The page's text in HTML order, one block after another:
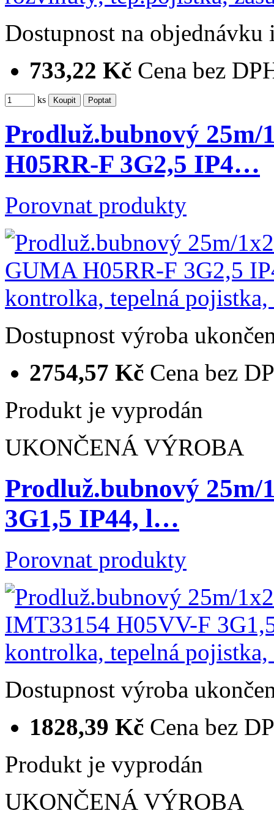
Dostupnost na objednávku
733,22 Kč Cena bez
ks
Prodluž.bubnový
H05RR-F 3G2,5 IP4…
Porovnat produkty
Dostupnost výroba
2754,57 Kč Cena bez
Produkt je vyprodán
UKONČENÁ VÝROBA
Prodluž.bubnový
3G1,5 IP44, l…
Porovnat produkty
Dostupnost výroba
1828,39 Kč Cena bez
Produkt je vyprodán
UKONČENÁ VÝROBA